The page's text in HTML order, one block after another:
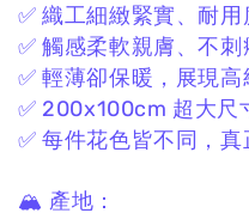
✅ 織工細緻緊實、耐用
✅ 觸感柔軟親膚、不刺
✅ 輕薄卻保暖，展現高
✅ 200x100cm 超大尺
✅ 每件花色皆不同，
🏔 產地：